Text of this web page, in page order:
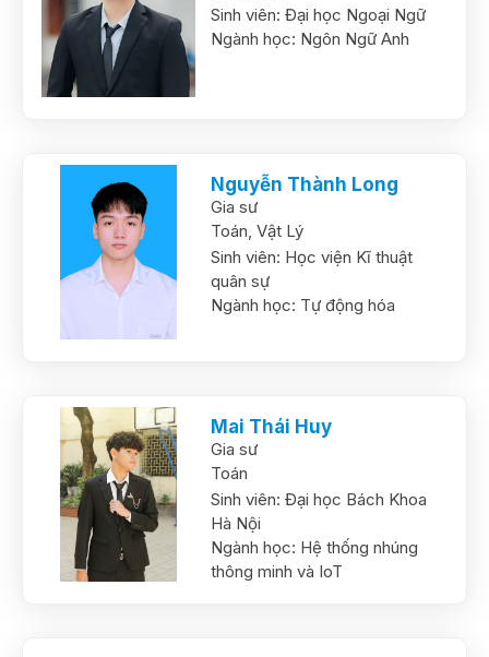
Sinh viên: Đại học Ngoại Ngữ
Ngành học: Ngôn Ngữ Anh
Nguyễn Thành Long
Gia sư
Toán,Vật Lý
Sinh viên: Học viện Kĩ thuật
quân sự
Ngành học: Tự động hóa
Mai Thái Huy
Gia sư
Toán
Sinh viên: Đại học Bách Khoa
Hà Nội
Ngành học: Hệ thống nhúng
thông minh và IoT